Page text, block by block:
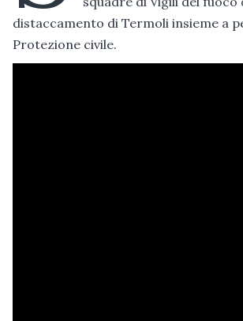
distaccamento di Termoli insieme a
Protezione civile.